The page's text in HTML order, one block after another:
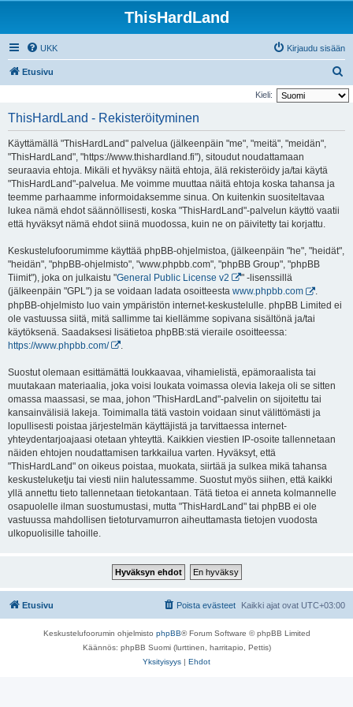
ThisHardLand
UKK Kirjaudu sisään
Etusivu
t
Kieli:
ThisHardLand - Rekisteröityminen
Käyttämällä "ThisHardLand" palvelua (jälkeenpäin "me", "meitä", "meidän",
"ThisHardLand", "https://www.thishardland.fi"), sitoudut noudattamaan
seuraavia ehtoja. Mikäli et hyväksy näitä ehtoja, älä rekisteröidy ja/tai käytä
"ThisHardLand"-palvelua. Me voimme muuttaa näitä ehtoja koska tahansa ja
teemme parhaamme informoidaksemme sinua. On kuitenkin suositeltavaa
lukea nämä ehdot säännöllisesti, koska "ThisHardLand"-palvelun käyttö vaatii
että hyväksyt nämä ehdot siinä muodossa, kuin ne on päivitetty tai korjattu.
Keskustelufoorumimme käyttää phpBB-ohjelmistoa, (jälkeenpäin "he", "heidät",
"heidän", "phpBB-ohjelmisto", "www.phpbb.com", "phpBB Group", "phpBB
Tiimit"), joka on julkaistu "General Public License v2
" -lisenssillä
(jälkeenpäin "GPL") ja se voidaan ladata osoitteesta www.phpbb.com
.
phpBB-ohjelmisto luo vain ympäristön internet-keskustelulle. phpBB Limited ei
ole vastuussa siitä, mitä sallimme tai kiellämme sopivana sisältönä ja/tai
käytöksenä. Saadaksesi lisätietoa phpBB:stä vieraile osoitteessa:
https://www.phpbb.com/
Suostut olemaan esittämättä loukkaavaa, vihamielistä, epämoraalista tai
muutakaan materiaalia, joka voisi loukata voimassa olevia lakeja oli se sitten
omassa maassasi, se maa, johon "ThisHardLand"-palvelin on sijoitettu tai
kansainvälisiä lakeja. Toimimalla tätä vastoin voidaan sinut välittömästi ja
lopullisesti poistaa järjestelmän käyttäjistä ja tarvittaessa internet-
yhteydentarjoajaasi otetaan yhteyttä. Kaikkien viestien IP-osoite tallennetaan
näiden ehtojen noudattamisen tarkkailua varten. Hyväksyt, että
"ThisHardLand" on oikeus poistaa, muokata, siirtää ja sulkea mikä tahansa
keskusteluketju tai viesti niin halutessamme. Suostut myös siihen, että kaikki
yllä annettu tieto tallennetaan tietokantaan. Tätä tietoa ei anneta kolmannelle
osapuolelle ilman suostumustasi, mutta "ThisHardLand" tai phpBB ei ole
vastuussa mahdollisen tietoturvamurron aiheuttamasta tietojen vuodosta
ulkopuolisille tahoille.
Etusivu Kaikki ajat ovat UTC+03:00
Poista evästeet
Keskustelufoorumin ohjelmisto phpBB® Forum Software © phpBB Limited
Käännös: phpBB Suomi (lurttinen, harritapio, Pettis)
Yksityisyys | Ehdot